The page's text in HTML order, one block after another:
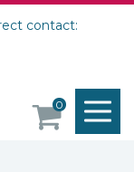
contact:
0